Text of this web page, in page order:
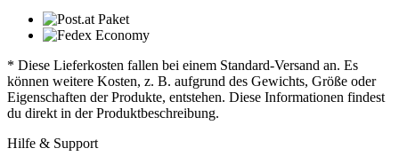
* Diese Lieferkosten fallen bei einem Standard-Versand an. Es
können weitere Kosten, z. B. aufgrund des Gewichts, Größe oder
Eigenschaften der Produkte, entstehen. Diese Informationen findest
du direkt in der Produktbeschreibung.
Hilfe & Support